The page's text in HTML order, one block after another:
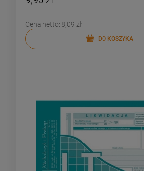
Cena netto: 8,09 zł
DO KOSZYKA